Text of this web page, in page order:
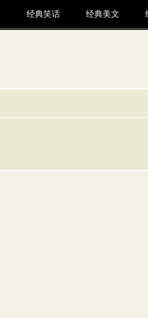
经典笑话 经典美文